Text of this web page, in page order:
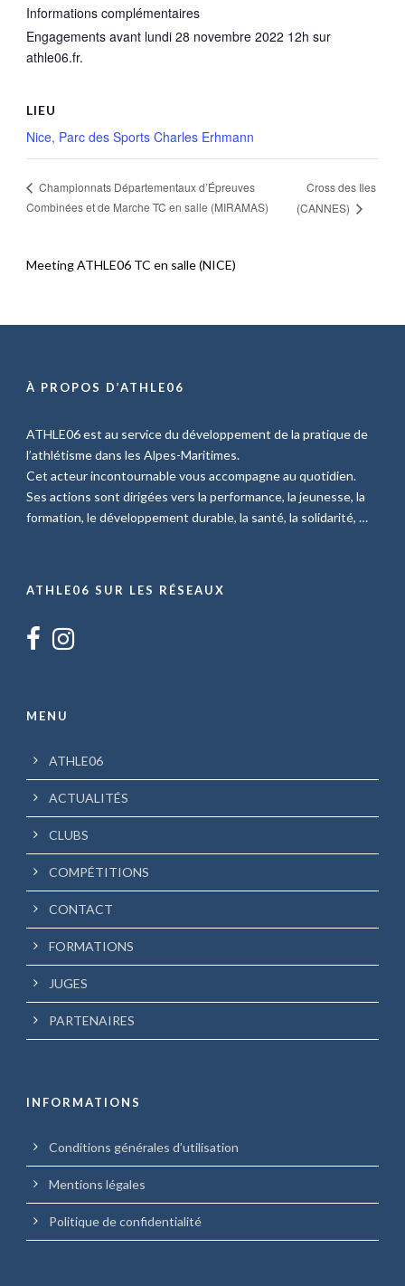
Informations complémentaires
Engagements avant lundi 28 novembre 2022 12h sur
athle06.fr.
LIEU
Nice, Parc des Sports Charles Erhmann
Championnats Départementaux d’Épreuves
Combinées et de Marche TC en salle (MIRAMAS)
Cross des Iles
(CANNES)
Meeting ATHLE06 TC en salle (NICE)
À PROPOS D’ATHLE06
ATHLE06 est au service du développement de la pratique de
l’athlétisme dans les Alpes-Maritimes.
Cet acteur incontournable vous accompagne au quotidien.
Ses actions sont dirigées vers la performance, la jeunesse, la
formation, le développement durable, la santé, la solidarité, …
ATHLE06 SUR LES RÉSEAUX
MENU
ATHLE06
ACTUALITÉS
CLUBS
COMPÉTITIONS
CONTACT
FORMATIONS
JUGES
PARTENAIRES
INFORMATIONS
Conditions générales d’utilisation
Mentions légales
Politique de confidentialité